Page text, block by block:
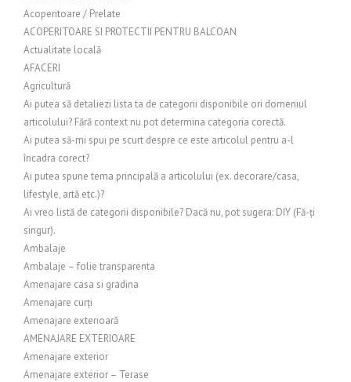
Acoperitoare / Prelate
ACOPERITOARE SI PROTECTII PENTRU BALCOAN
Actualitate locală
AFACERI
Agricultură
Ai putea să detaliezi lista ta de categorii disponibile ori domeniul
articolului? Fără context nu pot determina categoria corectă.
Ai putea să-mi spui pe scurt despre ce este articolul pentru a-l
încadra corect?
Ai putea spune tema principală a articolului (ex. decorare/casa,
lifestyle, artă etc.)?
Ai vreo listă de categorii disponibile? Dacă nu, pot sugera: DIY (Fă-ți
singur).
Ambalaje
Ambalaje – folie transparenta
Amenajare casa si gradina
Amenajare curți
Amenajare exterioară
AMENAJARE EXTERIOARE
Amenajare exterior
Amenajare exterior – Terase